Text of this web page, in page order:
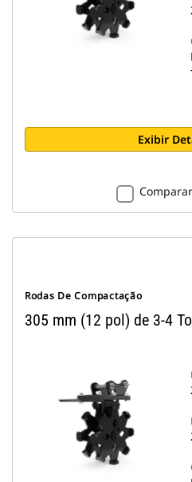
Exibir
Rodas De Compactação
305 mm (12 pol) de 3-4